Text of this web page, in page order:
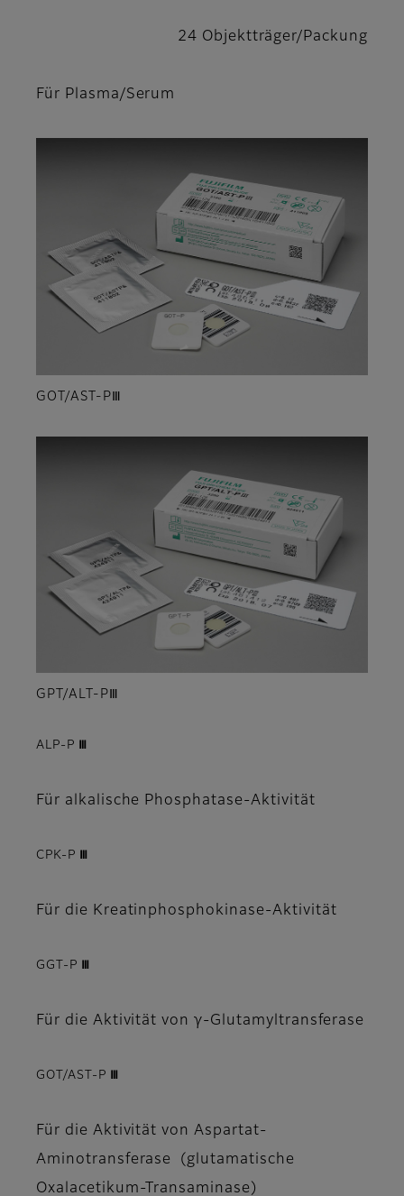
24 Objektträger/Packung
Für Plasma/Serum
GOT/AST-PⅢ
GPT/ALT-PⅢ
ALP-P Ⅲ
Für alkalische Phosphatase-Aktivität
CPK-P Ⅲ
Für die Kreatinphosphokinase-Aktivität
GGT-P Ⅲ
Für die Aktivität von γ-Glutamyltransferase
GOT/AST-P Ⅲ
Für die Aktivität von Aspartat-
Aminotransferase (glutamatische
Oxalacetikum-Transaminase)